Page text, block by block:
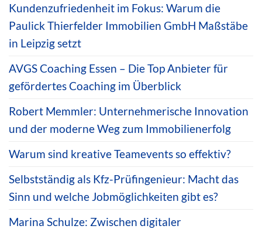
Kundenzufriedenheit im Fokus: Warum die
Paulick Thierfelder Immobilien GmbH Maßstäbe
in Leipzig setzt
AVGS Coaching Essen – Die Top Anbieter für
gefördertes Coaching im Überblick
Robert Memmler: Unternehmerische Innovation
und der moderne Weg zum Immobilienerfolg
Warum sind kreative Teamevents so effektiv?
Selbstständig als Kfz-Prüfingenieur: Macht das
Sinn und welche Jobmöglichkeiten gibt es?
Marina Schulze: Zwischen digitaler